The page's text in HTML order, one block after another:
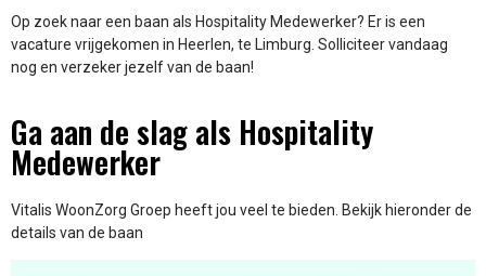
Op zoek naar een baan als Hospitality Medewerker? Er is een
vacature vrijgekomen in Heerlen, te Limburg. Solliciteer vandaag
nog en verzeker jezelf van de baan!
Ga aan de slag als Hospitality
Medewerker
Vitalis WoonZorg Groep heeft jou veel te bieden. Bekijk hieronder de
details van de baan